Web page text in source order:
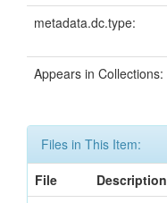
metadata.dc.type:
Appears in Collections:
Files in This Item:
File
Description